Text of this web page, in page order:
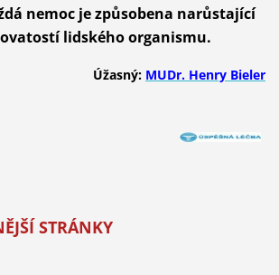
nemoc je způsobena narůstající
lidského organismu.
Úžasný: MUDr. Henry Bieler
STRÁNKY